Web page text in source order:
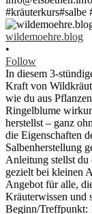
wildemoehre.blog
•
Follow
In diesem 3-
Kraft von
wie du aus
Ringelblume
herstellst – ganz
die Eigenschaften
Salbenherstellung
Anleitung stellst du
gezielt bei kleinen
Angebot für alle,
Kräuterwissen und
Beginn/Treffpunkt: